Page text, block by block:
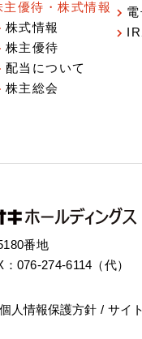
主優待・株式情報
株式情報
株主優待
配当について
株主総会
番地
076-274-6114（代）
個人情報保護方針 サイ